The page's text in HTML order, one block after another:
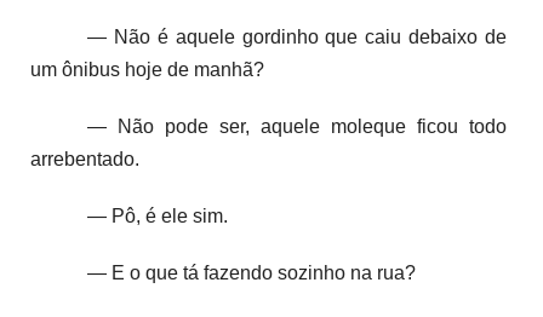
— Não é aquele gordinho que caiu debaixo de
um ônibus hoje de manhã?
— Não pode ser, aquele moleque ficou todo
arrebentado.
— Pô, é ele sim.
— E o que tá fazendo sozinho na rua?